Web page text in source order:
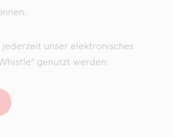
jederzeit unser elektronisches
genutzt werden: